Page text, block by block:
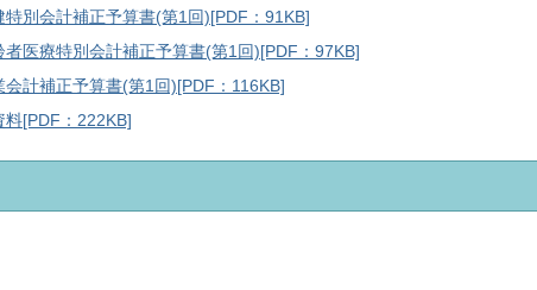
別会計補正予算書(第1回)[PDF：91KB]
医療特別会計補正予算書(第1回)[PDF：97KB]
計補正予算書(第1回)[PDF：116KB]
[PDF：222KB]